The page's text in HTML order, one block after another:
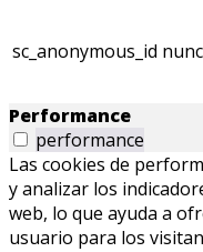
sc_anonymous_id
Performance
performance
Las cookies de
y analizar los
web, lo que ayuda a
usuario para los